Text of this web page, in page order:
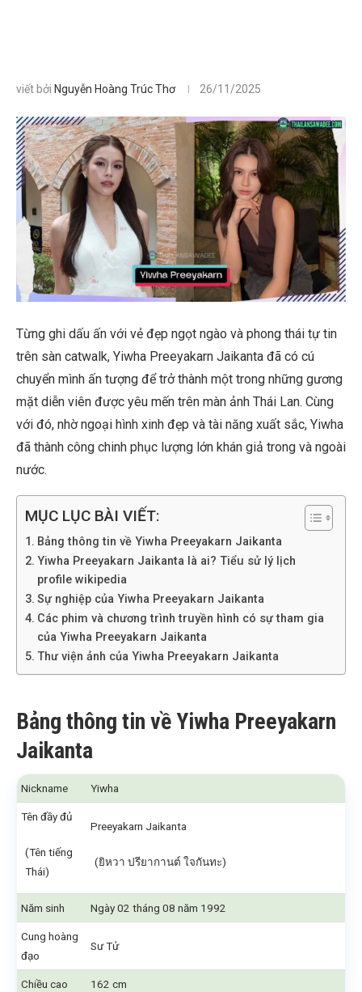
viết bởi Nguyễn Hoàng Trúc Thơ 26/11/2025
Từng ghi dấu ấn với vẻ đẹp ngọt ngào và phong thái tự tin
trên sàn catwalk, Yiwha Preeyakarn Jaikanta đã có cú
chuyển mình ấn tượng để trở thành một trong những gương
mặt diễn viên được yêu mến trên màn ảnh Thái Lan. Cùng
với đó, nhờ ngoại hình xinh đẹp và tài năng xuất sắc, Yiwha
đã thành công chinh phục lượng lớn khán giả trong và ngoài
nước.
MỤC LỤC BÀI VIẾT:
Bảng thông tin về Yiwha Preeyakarn Jaikanta
Yiwha Preeyakarn Jaikanta là ai? Tiểu sử lý lịch
profile wikipedia
Sự nghiệp của Yiwha Preeyakarn Jaikanta
Các phim và chương trình truyền hình có sự tham gia
của Yiwha Preeyakarn Jaikanta
Thư viện ảnh của Yiwha Preeyakarn Jaikanta
Bảng thông tin về Yiwha Preeyakarn
Jaikanta
Nickname Yiwha
Tên đầy đủ
(Tên tiếng
Thái)
Preeyakarn Jaikanta
(ยิหวา ปรียากานต์ ใจกันทะ)
Năm sinh Ngày 02 tháng 08 năm 1992
Cung hoàng
đạo
Sư Tử
Chiều cao 162 cm